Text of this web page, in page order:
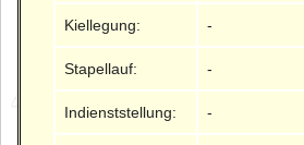
Kiellegung: -
Stapellauf: -
Indienststellung: -